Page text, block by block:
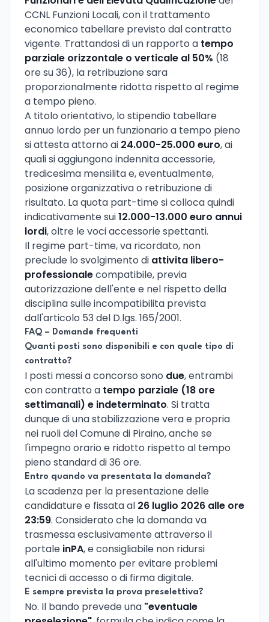
CCNL Funzioni Locali, con il trattamento
economico tabellare previsto dal contratto
vigente. Trattandosi di un rapporto a tempo
parziale orizzontale o verticale al 50% (18
ore su 36), la retribuzione sara
proporzionalmente ridotta rispetto al regime
a tempo pieno.
A titolo orientativo, lo stipendio tabellare
annuo lordo per un funzionario a tempo pieno
si attesta attorno ai 24.000-25.000 euro, ai
quali si aggiungono indennita accessorie,
tredicesima mensilita e, eventualmente,
posizione organizzativa o retribuzione di
risultato. La quota part-time si colloca quindi
indicativamente sui12.000-13.000 euro annui
lordi, oltre le voci accessorie spettanti.
Il regime part-time, va ricordato, non
preclude lo svolgimento di attivita libero-
professionalecompatibile, previa
autorizzazione dell'ente e nel rispetto della
disciplina sulle incompatibilita prevista
dall'articolo 53 del D.lgs. 165/2001.
FAQ – Domande frequenti
Quanti posti sono disponibili e con quale tipo di
contratto?
I posti messi a concorso sono due, entrambi
con contratto a tempo parziale (18 ore
settimanali) e indeterminato. Si tratta
dunque di una stabilizzazione vera e propria
nei ruoli del Comune di Piraino, anche se
l'impegno orario e ridotto rispetto al tempo
pieno standard di 36 ore.
Entro quando va presentata la domanda?
La scadenza per la presentazione delle
candidature e fissata al 26 luglio 2026 alle ore
23:59. Considerato che la domanda va
trasmessa esclusivamente attraverso il
portale inPA, e consigliabile non ridursi
all'ultimo momento per evitare problemi
tecnici di accesso o di firma digitale.
E sempre prevista la prova preselettiva?
No. Il bando prevede una "eventuale